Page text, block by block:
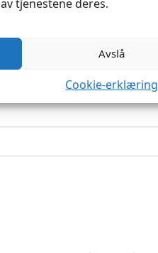
tjenestene deres.
Avslå
Cookie-erklæring